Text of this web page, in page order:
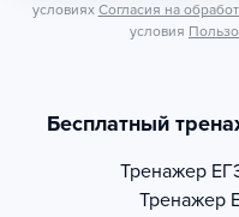
условиях Согласия на
условия
Бесплатный
Тренажер
Тренажер